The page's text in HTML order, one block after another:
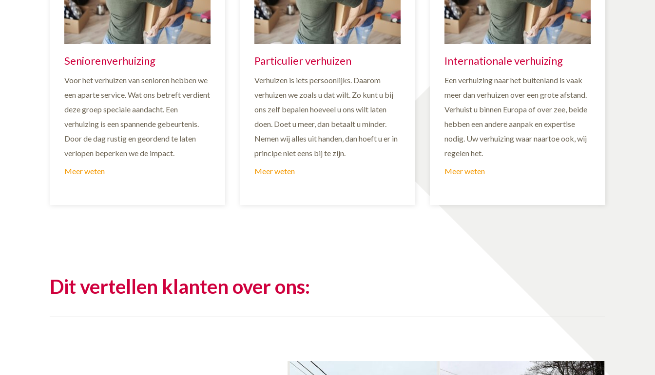
Seniorenverhuizing
Voor het verhuizen van senioren hebben we
een aparte service. Wat ons betreft verdient
deze groep speciale aandacht. Een
verhuizing is een spannende gebeurtenis.
Door de dag rustig en geordend te laten
verlopen beperken we de impact.
Meer weten
Particulier verhuizen
Verhuizen is iets persoonlijks. Daarom
verhuizen we zoals u dat wilt. Zo kunt u bij
ons zelf bepalen hoeveel u ons wilt laten
doen. Doet u meer, dan betaalt u minder.
Nemen wij alles uit handen, dan hoeft u er in
principe niet eens bij te zijn.
Meer weten
Internationale verhuizing
Een verhuizing naar het buitenland is vaak
meer dan verhuizen over een grote afstand.
Verhuist u binnen Europa of over zee, beide
hebben een andere aanpak en expertise
nodig. Uw verhuizing waar naartoe ook, wij
regelen het.
Meer weten
Dit vertellen klanten over ons: